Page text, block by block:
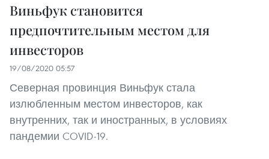
Виньфук становится
предпочтительным местом для
инвесторов
19/08/2020 05:57
Северная провинция Виньфук стала
излюбленным местом инвесторов, как
внутренних, так и иностранных, в условиях
пандемии COVID-19.